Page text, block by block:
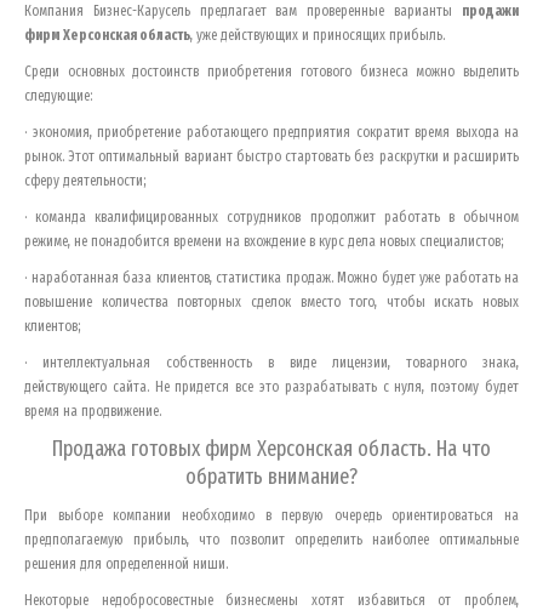
Компания Бизнес-Карусель предлагает вам проверенные варианты продажи
фирм Херсонская область, уже действующих и приносящих прибыль.
Среди основных достоинств приобретения готового бизнеса можно выделить
следующие:
· экономия, приобретение работающего предприятия сократит время выхода на
рынок. Этот оптимальный вариант быстро стартовать без раскрутки и расширить
сферу деятельности;
· команда квалифицированных сотрудников продолжит работать в обычном
режиме, не понадобится времени на вхождение в курс дела новых специалистов;
· наработанная база клиентов, статистика продаж. Можно будет уже работать на
повышение количества повторных сделок вместо того, чтобы искать новых
клиентов;
· интеллектуальная собственность в виде лицензии, товарного знака,
действующего сайта. Не придется все это разрабатывать с нуля, поэтому будет
время на продвижение.
Продажа готовых фирм Херсонская область. На что
обратить внимание?
При выборе компании необходимо в первую очередь ориентироваться на
предполагаемую прибыль, что позволит определить наиболее оптимальные
решения для определенной ниши.
Некоторые недобросовестные бизнесмены хотят избавиться от проблем,